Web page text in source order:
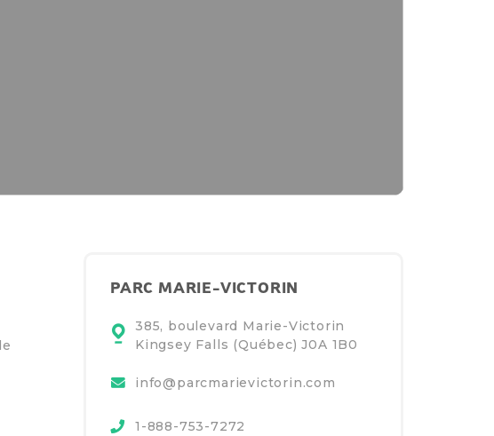
PARC MARIE-VICTORIN
385, boulevard Marie-Victorin
Kingsey Falls (Québec)J0A 1B0
info@parcmarievictorin.com
1-888-753-7272